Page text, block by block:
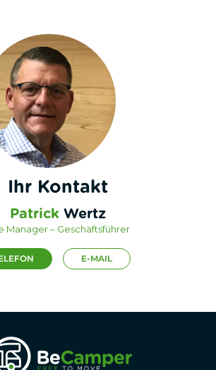
Ihr Kontakt
Patrick Wertz
Manager – Geschäftsführer
E-MAIL